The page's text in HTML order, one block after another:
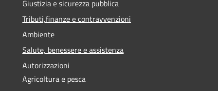
Giustizia e sicurezza pubblica
Tributi,finanze e contravvenzioni
Ambiente
Salute, benessere e assistenza
Autorizzazioni
Agricoltura e pesca